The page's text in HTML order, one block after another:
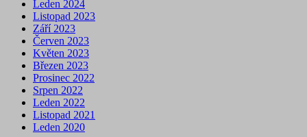
Leden 2024
Listopad 2023
Září 2023
Červen 2023
Květen 2023
Březen 2023
Prosinec 2022
Srpen 2022
Leden 2022
Listopad 2021
Leden 2020